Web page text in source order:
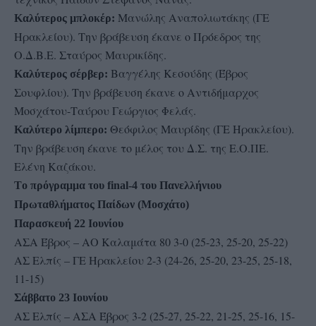
Καλύτερος μπλοκέρ: Μανώλης Αναπολιωτάκης (ΓΕ
Ηρακλείου). Την βράβευση έκανε ο Πρόεδρος της
Ο.Δ.Β.Ε. Σταύρος Μαυρικίδης.
Καλύτερος σέρβερ: Βαγγέλης Κεσούδης (Έβρος
Σουφλίου). Την βράβευση έκανε ο Αντιδήμαρχος
Μοσχάτου-Ταύρου Γεώργιος Φελάς.
Καλύτερο λίμπερο: Θεόφιλος Μαυρίδης (ΓΕ Ηρακλείου).
Την βράβευση έκανε το μέλος του Δ.Σ. της Ε.Ο.ΠΕ.
Ελένη Καζάκου.
Τo πρόγραμμα του final-4 του Πανελλήνιου
Πρωταθλήματος Παίδων (Μοσχάτο)
Παρασκευή 22 Ιουνίου
ΑΣΑ Έβρος – ΑΟ Καλαμάτα 80 3-0 (25-23, 25-20, 25-22)
ΑΣ Ελπίς – ΓΕ Ηρακλείου 2-3 (24-26, 25-20, 23-25, 25-18,
11-15)
Σάββατο 23 Ιουνίου
ΑΣ Ελπίς – ΑΣΑ Έβρος 3-2 (25-27, 25-22, 21-25, 25-16, 15-